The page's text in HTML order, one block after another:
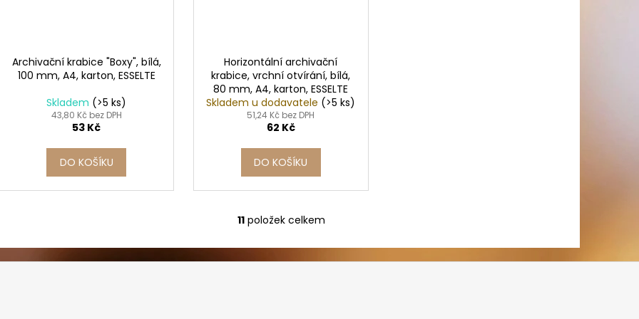
Archivační krabice "Boxy", bílá,
100 mm, A4, karton, ESSELTE
Skladem (>5 ks)
43,80 Kč bez DPH
53 Kč
DO KOŠÍKU
Horizontální archivační
krabice, vrchní otvírání, bílá,
80 mm, A4, karton, ESSELTE
Skladem u dodavatele (>5 ks)
51,24 Kč bez DPH
62 Kč
DO KOŠÍKU
O
v
l
11položek celkem